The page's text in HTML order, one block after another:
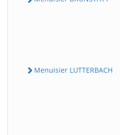
Menuisier LUTTERBACH